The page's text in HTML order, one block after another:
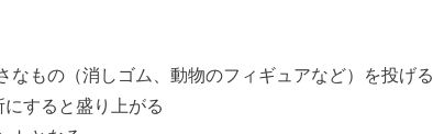
もの（消しゴム、動物のフィギュアなど）を投げる
すると盛り上がる